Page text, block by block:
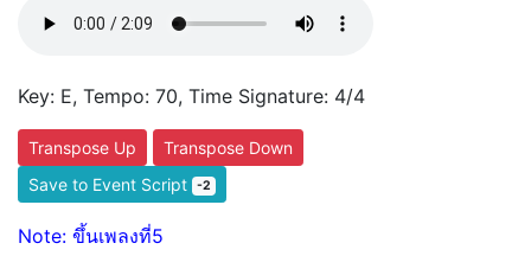
Key: E, Tempo: 70, Time Signature: 4/4
Transpose Up
Transpose Down
Save to Event Script
-2
Note: ขึ้นเพลงที่5